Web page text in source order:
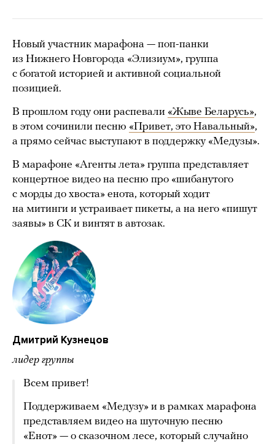
Новый участник марафона — поп-панки
из Нижнего Новгорода «Элизиум», группа
с богатой историей и активной социальной
позицией.
В прошлом году они распевали «Жыве Беларусь»,
в этом сочинили песню «Привет, это Навальный»,
а прямо сейчас выступают в поддержку «Медузы».
В марафоне «Агенты лета» группа представляет
концертное видео на песню про «шибанутого
с морды до хвоста» енота, который ходит
на митинги и устраивает пикеты, а на него «пишут
заявы» в СК и винтят в автозак.
Дмитрий Кузнецов
лидер группы
Всем привет!
Поддерживаем «Медузу» и в рамках марафона
представляем видео на шуточную песню
«Енот» — о сказочном лесе, который случайно